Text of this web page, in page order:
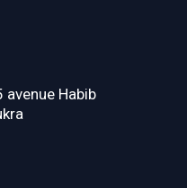
avenue Habib